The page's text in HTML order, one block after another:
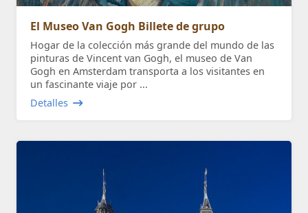
El Museo Van Gogh Billete de grupo
Hogar de la colección más grande del mundo de las
pinturas de Vincent van Gogh, el museo de Van
Gogh en Amsterdam transporta a los visitantes en
un fascinante viaje por ...
Detalles